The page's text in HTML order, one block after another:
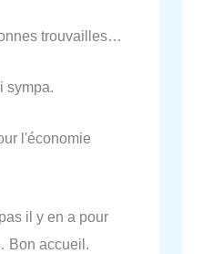
trouvailles…
sympa.
l'économie
il y en a pour
Bon accueil.